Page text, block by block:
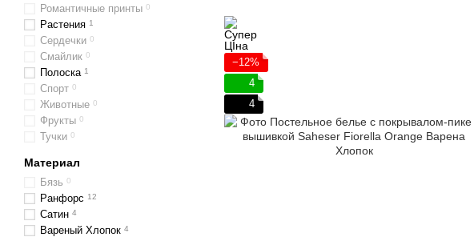
−12%
4
4
Романтичные принты 0
Растения 1
Сердечки 0
Смайлик 0
Полоска 1
Спорт 0
Животные 0
Фрукты 0
Тучки 0
Материал
Бязь 0
Ранфорс 12
Сатин 4
Вареный Хлопок 4